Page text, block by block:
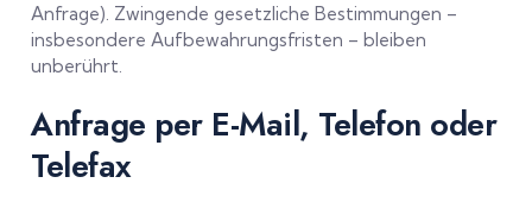
Anfrage). Zwingende gesetzliche Bestimmungen –
insbesondere Aufbewahrungsfristen – bleiben
unberührt.
Anfrage per E-Mail, Telefon oder
Telefax